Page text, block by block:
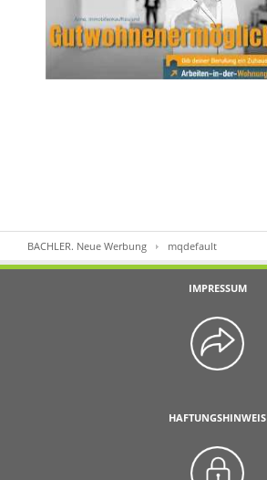
BACHLER. Neue Werbung mqdefault
IMPRESSUM
HAFTUNGSHINWEIS